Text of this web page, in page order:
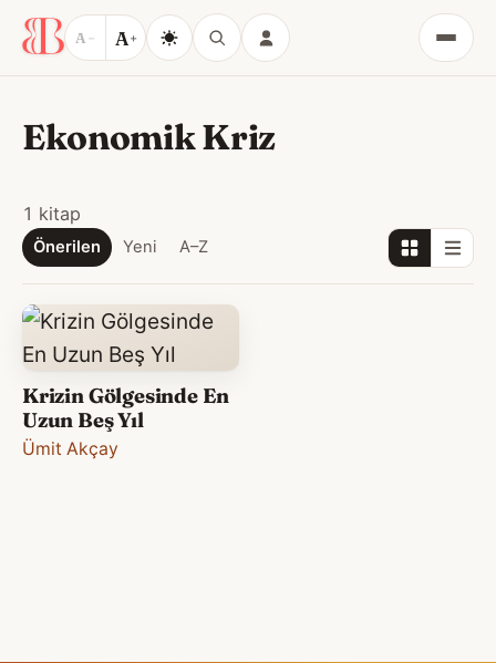
A − A+
Menü
Ekonomik Kriz
1 kitap
Önerilen Yeni A–Z
Krizin Gölgesinde En
Uzun Beş Yıl
Ümit Akçay